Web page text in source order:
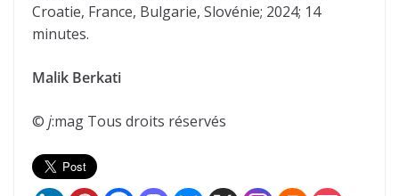
Croatie, France, Bulgarie, Slovénie; 2024; 14
minutes.
Malik Berkati
© j:mag Tous droits réservés